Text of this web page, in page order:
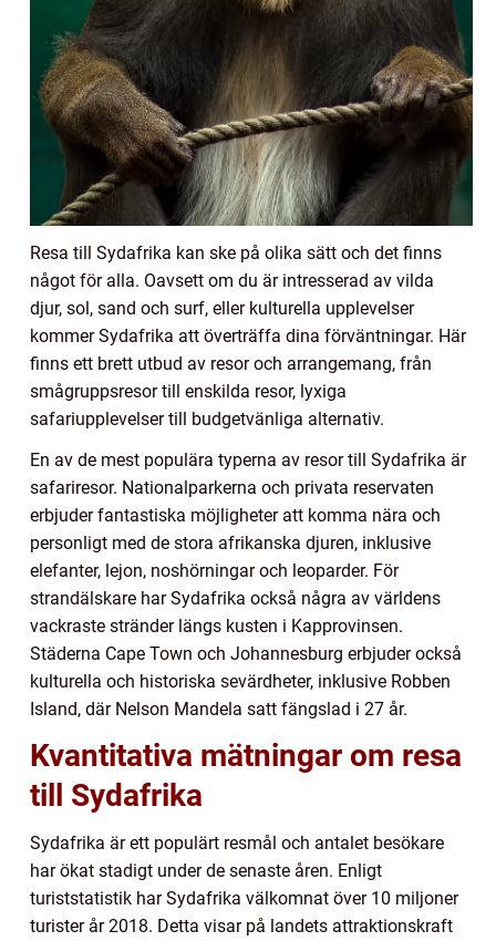
Resa till Sydafrika kan ske på olika sätt och det finns
något för alla. Oavsett om du är intresserad av vilda
djur, sol, sand och surf, eller kulturella upplevelser
kommer Sydafrika att överträffa dina förväntningar. Här
finns ett brett utbud av resor och arrangemang, från
smågruppsresor till enskilda resor, lyxiga
safariupplevelser till budgetvänliga alternativ.
En av de mest populära typerna av resor till Sydafrika är
safariresor. Nationalparkerna och privata reservaten
erbjuder fantastiska möjligheter att komma nära och
personligt med de stora afrikanska djuren, inklusive
elefanter, lejon, noshörningar och leoparder. För
strandälskare har Sydafrika också några av världens
vackraste stränder längs kusten i Kapprovinsen.
Städerna Cape Town och Johannesburg erbjuder också
kulturella och historiska sevärdheter, inklusive Robben
Island, där Nelson Mandela satt fängslad i 27 år.
Kvantitativa mätningar om resa
till Sydafrika
Sydafrika är ett populärt resmål och antalet besökare
har ökat stadigt under de senaste åren. Enligt
turiststatistik har Sydafrika välkomnat över 10 miljoner
turister år 2018. Detta visar på landets attraktionskraft